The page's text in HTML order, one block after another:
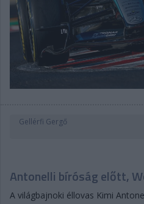
Gellérfi Gergő
Antonelli bíróság előtt,
A világbajnoki éllovas Kimi